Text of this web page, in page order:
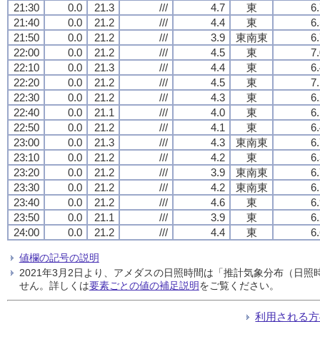
21:30
0.0 21.3 /// 4.7 東
21:40
0.0 21.2 /// 4.4 東
21:50
0.0 21.2 /// 3.9 東南東
22:00
0.0 21.2 /// 4.5 東
22:10
0.0 21.3 /// 4.4 東
22:20
0.0 21.2 /// 4.5 東
22:30
0.0 21.2 /// 4.3 東
22:40
0.0 21.1 /// 4.0 東
22:50
0.0 21.2 /// 4.1 東
23:00
0.0 21.3 /// 4.3 東南東
23:10
0.0 21.2 /// 4.2 東
23:20
0.0 21.2 /// 3.9 東南東
23:30
0.0 21.2 /// 4.2 東南東
23:40
0.0 21.2 /// 4.6 東
23:50
0.0 21.1 /// 3.9 東
24:00
0.0 21.2 /// 4.4 東
値欄の記号の説明
2021年3月2日より、アメダスの日照時間は「推計気象分布（日
せん。詳しくは要素ごとの値の補足説明をご覧ください。
利用される